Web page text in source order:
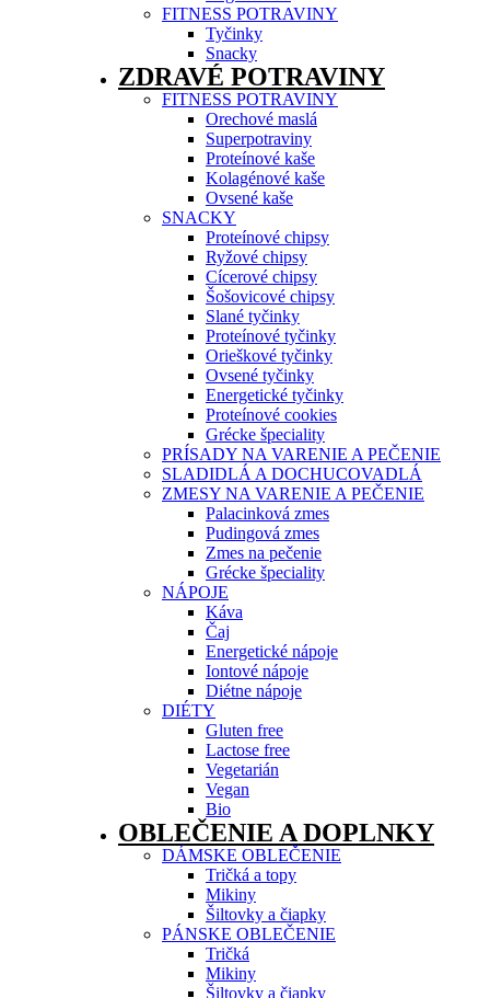
FITNESS POTRAVINY
Tyčinky
Snacky
ZDRAVÉ POTRAVINY
FITNESS POTRAVINY
Orechové maslá
Superpotraviny
Proteínové kaše
Kolagénové kaše
Ovsené kaše
SNACKY
Proteínové chipsy
Ryžové chipsy
Cícerové chipsy
Šošovicové chipsy
Slané tyčinky
Proteínové tyčinky
Orieškové tyčinky
Ovsené tyčinky
Energetické tyčinky
Proteínové cookies
Grécke špeciality
PRÍSADY NA VARENIE A PEČENIE
SLADIDLÁ A DOCHUCOVADLÁ
ZMESY NA VARENIE A PEČENIE
Palacinková zmes
Pudingová zmes
Zmes na pečenie
Grécke špeciality
NÁPOJE
Káva
Čaj
Energetické nápoje
Iontové nápoje
Diétne nápoje
DIÉTY
Gluten free
Lactose free
Vegetarián
Vegan
Bio
OBLEČENIE A DOPLNKY
DÁMSKE OBLEČENIE
Tričká a topy
Mikiny
Šiltovky a čiapky
PÁNSKE OBLEČENIE
Tričká
Mikiny
Šiltovky a čiapky